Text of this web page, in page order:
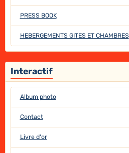
PRESS BOOK
HEBERGEMENTS GITES ET CHAMBRES
Interactif
Album photo
Contact
Livre d'or